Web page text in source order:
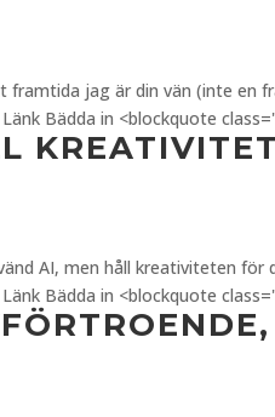
jag är din vän (inte en
Bädda in <blockquote
AI, men håll kreativiteten för
Bädda in <blockquote